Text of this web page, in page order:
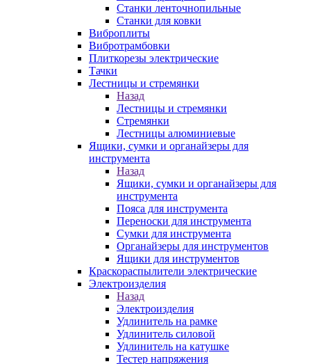
Станки ленточнопильные
Станки для ковки
Виброплиты
Вибротрамбовки
Плиткорезы электрические
Тачки
Лестницы и стремянки
Назад
Лестницы и стремянки
Стремянки
Лестницы алюминиевые
Ящики, сумки и органайзеры для
инструмента
Назад
Ящики, сумки и органайзеры для
инструмента
Пояса для инструмента
Переноски для инструмента
Сумки для инструмента
Органайзеры для инструментов
Ящики для инструментов
Краскораспылители электрические
Электроизделия
Назад
Электроизделия
Удлинитель на рамке
Удлинитель силовой
Удлинитель на катушке
Тестер напряжения